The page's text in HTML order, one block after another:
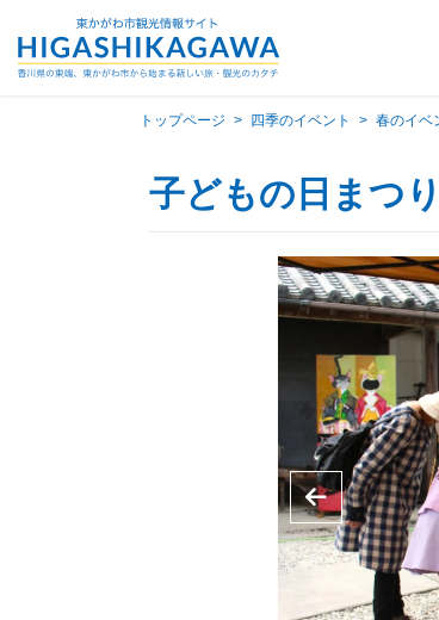
トップページ > 四季のイベント > 春のイベ
子どもの日まつり